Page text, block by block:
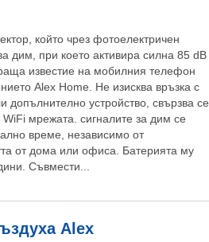
който чрез фотоелектричен
дим, при което активира силна 85 dB
известие на мобилния телефон
Alex Home. Не изисква връзка с
допълнително устройство, свързва се
мрежата. сигналите за дим се
време, независимо от
от дома или офиса. Батерията му
Съвмести...
Alex